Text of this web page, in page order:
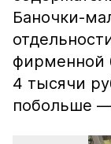
Баночки-
фирменной
4 тысячи
побольше —